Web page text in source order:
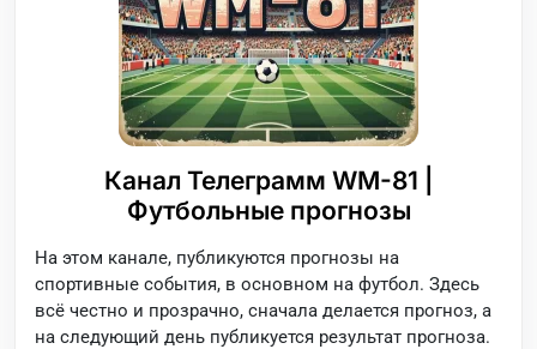
Канал Телеграмм WM-81 |
Футбольные прогнозы
На этом канале, публикуются прогнозы на
спортивные события, в основном на футбол. Здесь
всё честно и прозрачно, сначала делается прогноз, а
на следующий день публикуется результат прогноза.